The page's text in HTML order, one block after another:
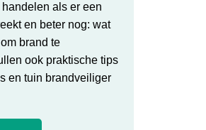
als er een
en beter nog: wat
brand te
ook praktische tips
en tuin brandveiliger